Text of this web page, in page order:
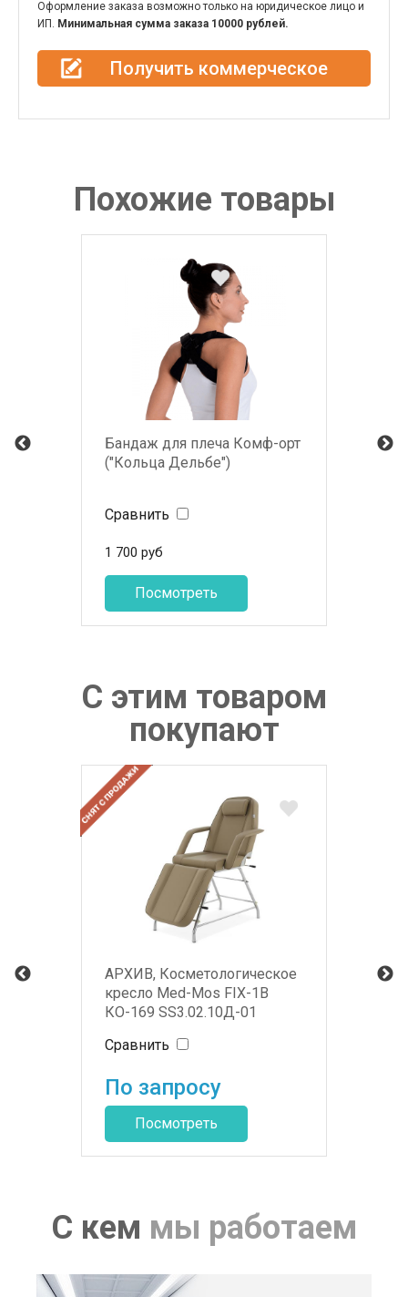
Оформление заказа возможно только на юридическое лицо и
ИП. Минимальная сумма заказа 10000 рублей.
Получить коммерческое
Похожие товары
Бандаж для плеча Комф-орт
("Кольца Дельбе")
Сравнить
1 700 руб
Посмотреть
С этим товаром
покупают
АРХИВ, Косметологическое
кресло Med-Mos FIX-1B
КО-169 SS3.02.10Д-01
Сравнить
По запросу
Посмотреть
С кем мы работаем